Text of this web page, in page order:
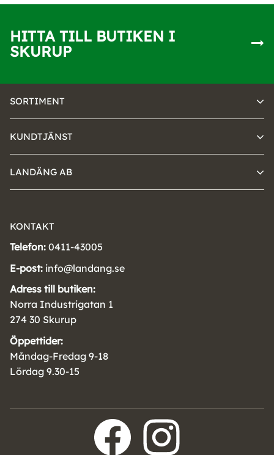
HITTA TILL BUTIKEN I
SKURUP
SORTIMENT
KUNDTJÄNST
LANDÄNG AB
KONTAKT
Telefon: 0411-43005
E-post: info@landang.se
Adress till butiken:
Norra Industrigatan 1
274 30 Skurup
Öppettider:
Måndag-Fredag 9-18
Lördag 9.30-15